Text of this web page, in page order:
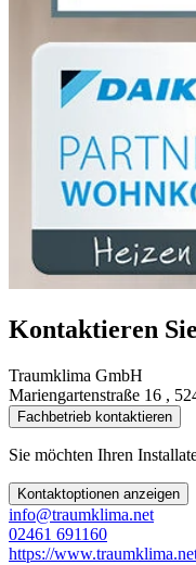
Kontaktieren
Traumklima GmbH
Mariengartenstraße 16 ,
Fachbetrieb kontaktieren
Sie möchten Ihren
Kontaktoptionen anzeigen
info@traumklima.net
02461 691160
https://